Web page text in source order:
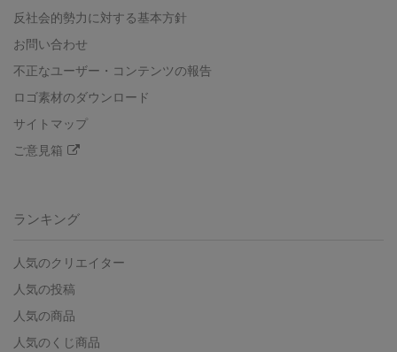
反社会的勢力に対する基本方針
お問い合わせ
不正なユーザー・コンテンツの報告
ロゴ素材のダウンロード
サイトマップ
ご意見箱
ランキング
人気のクリエイター
人気の投稿
人気の商品
人気のくじ商品